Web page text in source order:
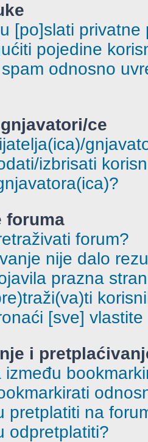
[po]slati privatne
pojedine
odnosno
ce
izbrisati
foruma
forum?
nije dalo
prazna
[sve]
i
između
pretplatiti na
odpretplatiti?